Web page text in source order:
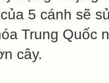
5 cánh sẽ
Trung Quốc
cây.